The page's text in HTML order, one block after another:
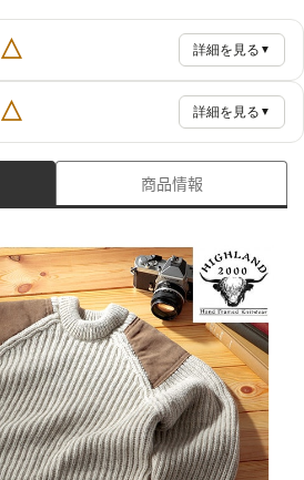
△ 詳細を見る ▼
△ 詳細を見る ▼
商品情報